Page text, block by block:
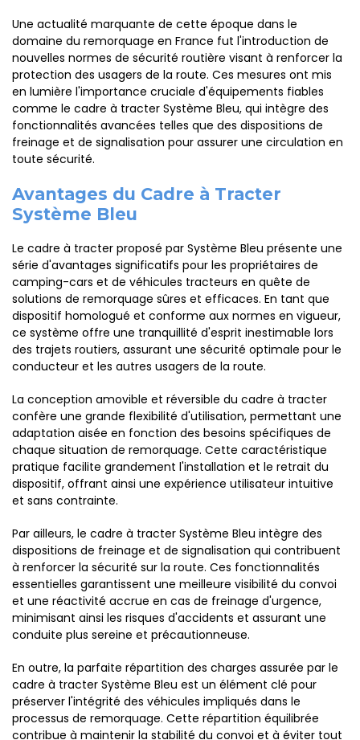
Une actualité marquante de cette époque dans le
domaine du remorquage en France fut l'introduction de
nouvelles normes de sécurité routière visant à renforcer la
protection des usagers de la route. Ces mesures ont mis
en lumière l'importance cruciale d'équipements fiables
comme le cadre à tracter Système Bleu, qui intègre des
fonctionnalités avancées telles que des dispositions de
freinage et de signalisation pour assurer une circulation en
toute sécurité.
Avantages du Cadre à Tracter
Système Bleu
Le cadre à tracter proposé par Système Bleu présente une
série d'avantages significatifs pour les propriétaires de
camping-cars et de véhicules tracteurs en quête de
solutions de remorquage sûres et efficaces. En tant que
dispositif homologué et conforme aux normes en vigueur,
ce système offre une tranquillité d'esprit inestimable lors
des trajets routiers, assurant une sécurité optimale pour le
conducteur et les autres usagers de la route.
La conception amovible et réversible du cadre à tracter
confère une grande flexibilité d'utilisation, permettant une
adaptation aisée en fonction des besoins spécifiques de
chaque situation de remorquage. Cette caractéristique
pratique facilite grandement l'installation et le retrait du
dispositif, offrant ainsi une expérience utilisateur intuitive
et sans contrainte.
Par ailleurs, le cadre à tracter Système Bleu intègre des
dispositions de freinage et de signalisation qui contribuent
à renforcer la sécurité sur la route. Ces fonctionnalités
essentielles garantissent une meilleure visibilité du convoi
et une réactivité accrue en cas de freinage d'urgence,
minimisant ainsi les risques d'accidents et assurant une
conduite plus sereine et précautionneuse.
En outre, la parfaite répartition des charges assurée par le
cadre à tracter Système Bleu est un élément clé pour
préserver l'intégrité des véhicules impliqués dans le
processus de remorquage. Cette répartition équilibrée
contribue à maintenir la stabilité du convoi et à éviter tout